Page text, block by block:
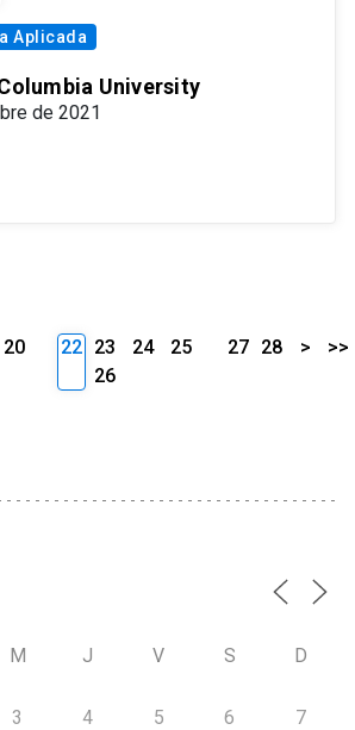
Aplicada
University
de 2021
20
22 23 24
25
26
27 28 > >>
M J V S D
3 4 5 6 7